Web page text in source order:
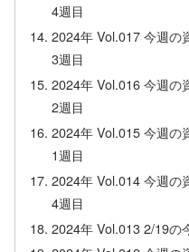
4週目
2024年 Vol.017 今週の
3週目
2024年 Vol.016 今週の
2週目
2024年 Vol.015 今週の
1週目
2024年 Vol.014 今週の
4週目
2024年 Vol.013 2/19の